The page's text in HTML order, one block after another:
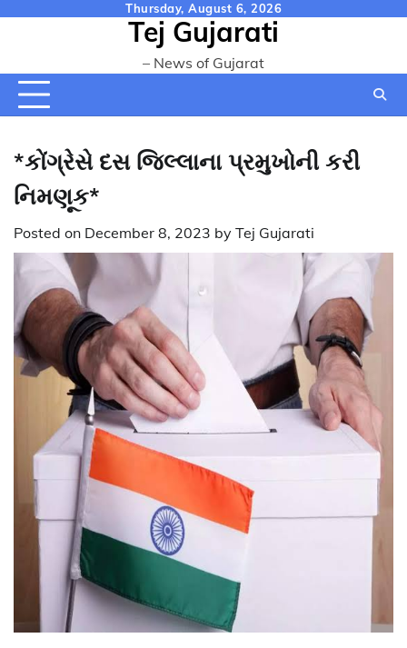
Thursday, August 6, 2026
Tej Gujarati
– News of Gujarat
*કોંગ્રેસે દસ જિલ્લાના પ્રમુખોની કરી
નિમણૂક*
Posted on December 8, 2023 by Tej Gujarati